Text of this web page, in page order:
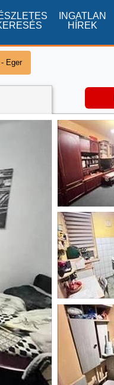
INGATLAN
HÍREK
Eger